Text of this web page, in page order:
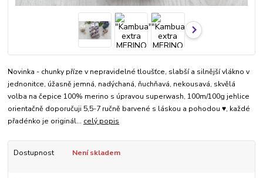
Novinka - chunky příze v nepravidelné tloušťce, slabší a silnější vlákno v
jednonitce, úžasně jemná, nadýchaná, ňuchňavá, nekousavá, skvělá
volba na čepice 100% merino s úpravou superwash, 100m/100g jehlice
orientačně doporučuji 5,5-7 ručně barvené s láskou a pohodou ♥, každé
přadénko je originál... celý popis
Dostupnost Není skladem